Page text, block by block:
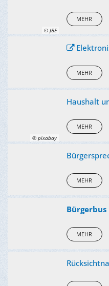
© JBE
MEHR
MEHR
© pixabay
Haushalt
MEHR
MEHR
MEHR